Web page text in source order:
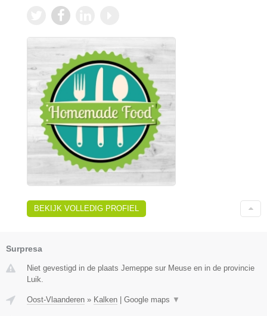
BEKIJK VOLLEDIG PROFIEL
Surpresa
Niet gevestigd in de plaats Jemeppe sur Meuse en in de provincie
Luik.
Oost-Vlaanderen » Kalken | Google maps ▼